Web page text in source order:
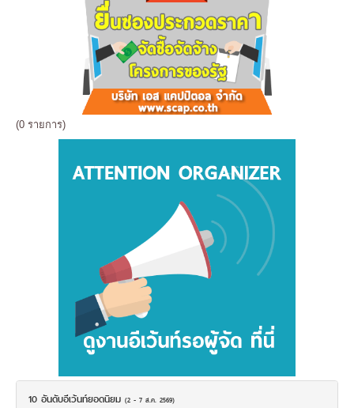
(0 รายการ)
10 อันดับอีเว้นท์ยอดนิยม (2 - 7 ส.ค. 2569)